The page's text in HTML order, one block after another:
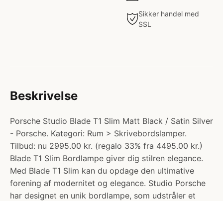
Sikker handel med
SSL
Beskrivelse
Porsche Studio Blade T1 Slim Matt Black / Satin Silver
- Porsche. Kategori: Rum > Skrivebordslamper.
Tilbud: nu 2995.00 kr. (regalo 33% fra 4495.00 kr.)
Blade T1 Slim Bordlampe giver dig stilren elegance.
Med Blade T1 Slim kan du opdage den ultimative
forening af modernitet og elegance. Studio Porsche
har designet en unik bordlampe, som udstråler et